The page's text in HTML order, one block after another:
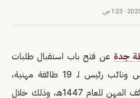
· 1:23 ص
جدة عن فتح باب استقبال طلبات
الترشح لمنصبي رئيس ونائب رئيس لـ 19 طائفة مهنية،
ضمن انتخابات طوائف المهن للعام 1447هـ، وذلك خلال